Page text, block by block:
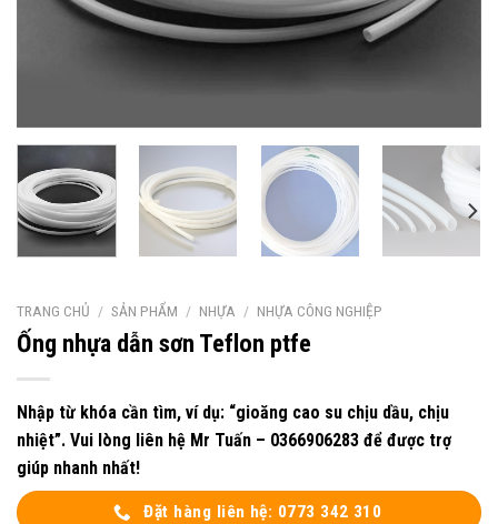
TRANG CHỦ / SẢN PHẨM / NHỰA / NHỰA CÔNG NGHIỆP
Ống nhựa dẫn sơn Teflon ptfe
Nhập từ khóa cần tìm, ví dụ: “gioăng cao su chịu dầu, chịu
nhiệt”. Vui lòng liên hệ Mr Tuấn – 0366906283 để được trợ
giúp nhanh nhất!
Đặt hàng liên hệ: 0773 342 310